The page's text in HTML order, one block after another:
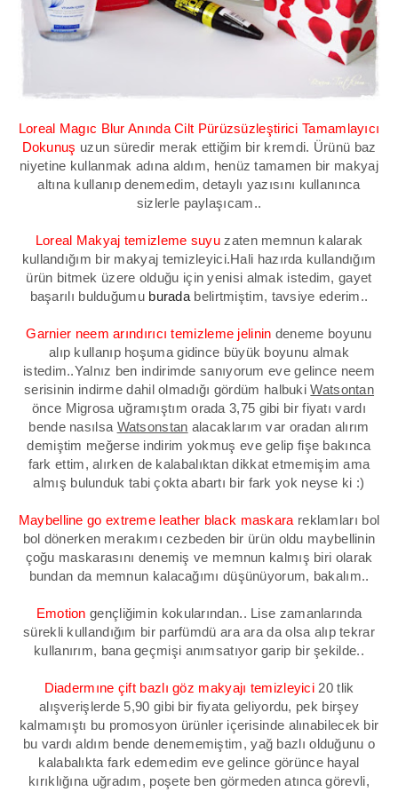
Loreal Magıc BlurAnında Cilt Pürüzsüzleştirici Tamamlayıcı
Dokunuş uzun süredir merak ettiğim bir kremdi. Ürünü baz
niyetine kullanmak adına aldım, henüz tamamen bir makyaj
altına kullanıp denemedim, detaylı yazısını kullanınca
sizlerle paylaşıcam..
Loreal Makyaj temizleme suyu zaten memnun kalarak
kullandığım bir makyaj temizleyici.Hali hazırda kullandığım
ürün bitmek üzere olduğu için yenisi almak istedim, gayet
başarılı bulduğumu burada belirtmiştim, tavsiye ederim..
Garnier neem arındırıcı temizleme jelinin deneme boyunu
alıp kullanıp hoşuma gidince büyük boyunu almak
istedim..Yalnız ben indirimde sanıyorum eve gelince neem
serisinin indirme dahil olmadığı gördüm halbukiWatsontan
önce Migrosa uğramıştım orada 3,75 gibi bir fiyatı vardı
bende nasılsa Watsonstan alacaklarım var oradan alırım
demiştim meğerse indirim yokmuş eve gelip fişe bakınca
fark ettim, alırken de kalabalıktan dikkat etmemişim ama
almış bulunduk tabi çokta abartı bir fark yok neyse ki :)
Maybelline go extreme leather black maskara reklamları bol
bol dönerken merakımı cezbeden bir ürün oldu maybellinin
çoğu maskarasını denemiş ve memnun kalmış biri olarak
bundan da memnun kalacağımı düşünüyorum, bakalım..
Emotion gençliğimin kokularından.. Lise zamanlarında
sürekli kullandığım bir parfümdü ara ara da olsa alıp tekrar
kullanırım, bana geçmişi anımsatıyor garip bir şekilde..
Diadermıne çift bazlı göz makyajı temizleyici 20 tlik
alışverişlerde 5,90 gibi bir fiyata geliyordu, pek birşey
kalmamıştı bu promosyon ürünler içerisinde alınabilecek bir
bu vardı aldım bende denememiştim, yağ bazlı olduğunu o
kalabalıkta fark edemedim eve gelince görünce hayal
kırıklığına uğradım, poşete ben görmeden atınca görevli,